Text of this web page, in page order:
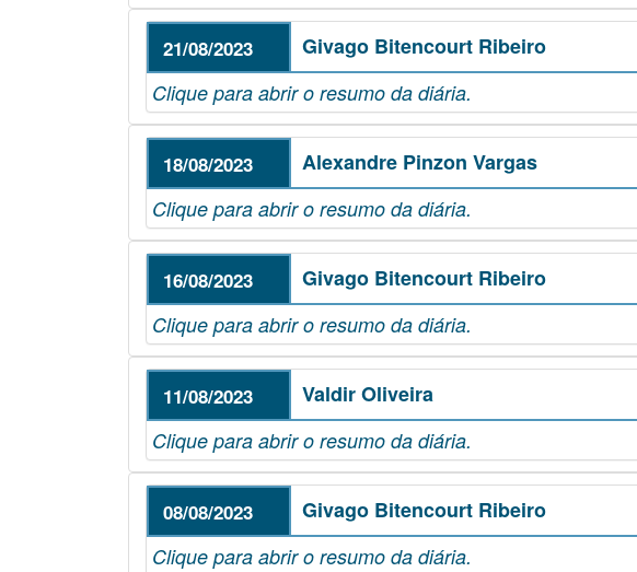
21/08/2023 Givago Bitencourt Ribeiro
Clique para abrir o resumo da diária.
18/08/2023 Alexandre Pinzon Vargas
Clique para abrir o resumo da diária.
16/08/2023 Givago Bitencourt Ribeiro
Clique para abrir o resumo da diária.
11/08/2023 Valdir Oliveira
Clique para abrir o resumo da diária.
08/08/2023 Givago Bitencourt Ribeiro
Clique para abrir o resumo da diária.